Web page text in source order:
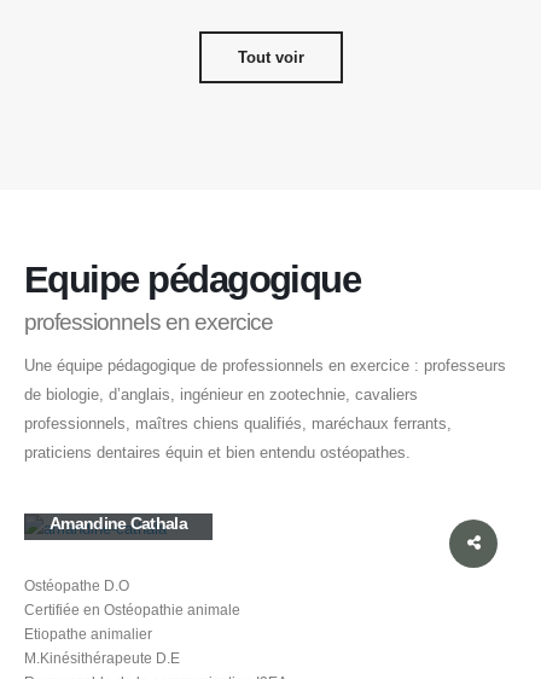
Tout voir
Equipe pédagogique
professionnels en exercice
Une équipe pédagogique de professionnels en exercice : professeurs
de biologie, d’anglais, ingénieur en zootechnie, cavaliers
professionnels, maîtres chiens qualifiés, maréchaux ferrants,
praticiens dentaires équin et bien entendu ostéopathes.
Amandine Cathala
Ostéopathe D.O
Certifiée en Ostéopathie animale
Etiopathe animalier
M.Kinésithérapeute D.E